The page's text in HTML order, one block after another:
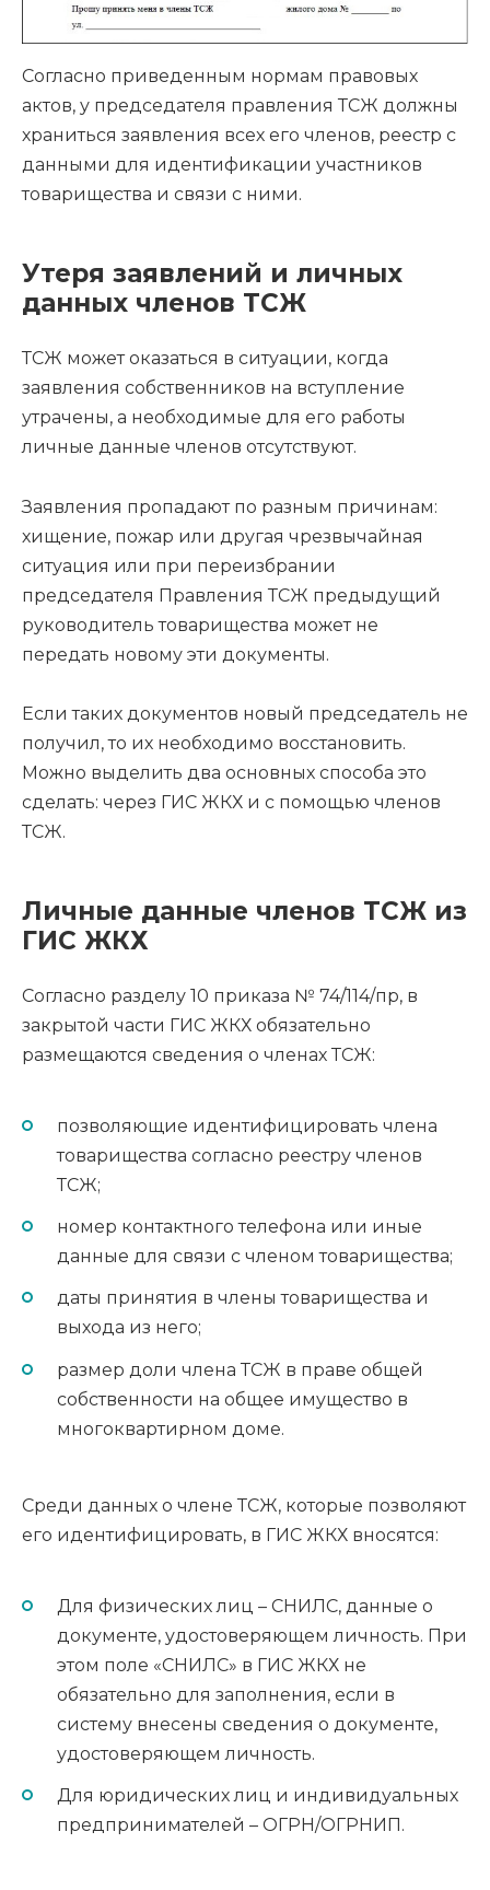
Согласно приведенным нормам правовых
актов, у председателя правления ТСЖ должны
храниться заявления всех его членов, реестр с
данными для идентификации участников
товарищества и связи с ними.
Утеря заявлений и личных
данных членов ТСЖ
ТСЖ может оказаться в ситуации, когда
заявления собственников на вступление
утрачены, а необходимые для его работы
личные данные членов отсутствуют.
Заявления пропадают по разным причинам:
хищение, пожар или другая чрезвычайная
ситуация или при переизбрании
председателя Правления ТСЖ предыдущий
руководитель товарищества может не
передать новому эти документы.
Если таких документов новый председатель не
получил, то их необходимо восстановить.
Можно выделить два основных способа это
сделать: через ГИС ЖКХ и с помощью членов
ТСЖ.
Личные данные членов ТСЖ из
ГИС ЖКХ
Согласно разделу 10 приказа № 74/114/пр, в
закрытой части ГИС ЖКХ обязательно
размещаются сведения о членах ТСЖ:
позволяющие идентифицировать члена
товарищества согласно реестру членов
ТСЖ;
номер контактного телефона или иные
данные для связи с членом товарищества;
даты принятия в члены товарищества и
выхода из него;
размер доли члена ТСЖ в праве общей
собственности на общее имущество в
многоквартирном доме.
Среди данных о члене ТСЖ, которые позволяют
его идентифицировать, в ГИС ЖКХ вносятся:
Для физических лиц – СНИЛС, данные о
документе, удостоверяющем личность. При
этом поле «СНИЛС» в ГИС ЖКХ не
обязательно для заполнения, если в
систему внесены сведения о документе,
удостоверяющем личность.
Для юридических лиц и индивидуальных
предпринимателей – ОГРН/ОГРНИП.